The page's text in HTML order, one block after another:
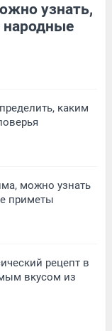
узнать,
народные
каким
можно узнать
приметы
рецепт в
вкусом из